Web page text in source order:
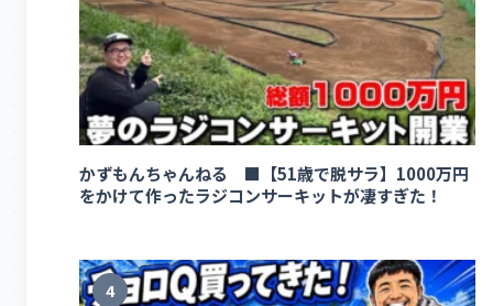
かずもんちゃんねる ■【51歳で脱サラ】1000万円
をかけて作ったラジコンサーキットが凄すぎた！
4